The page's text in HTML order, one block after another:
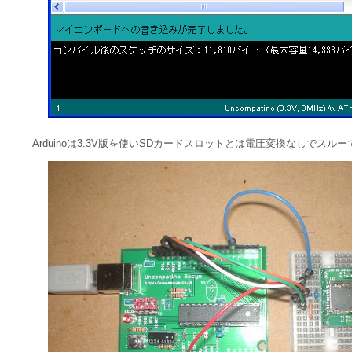
Arduinoは3.3V版を使いSDカードスロットとは電圧変換なしでスルー